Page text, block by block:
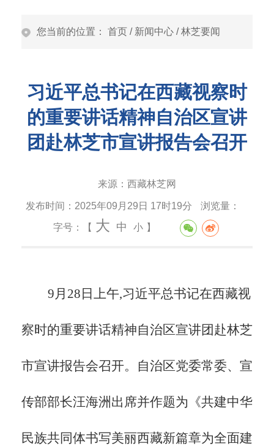
您当前的位置： 首页 / 新闻中心 /林芝要闻
习近平总书记在西藏视察时
的重要讲话精神自治区宣讲
团赴林芝市宣讲报告会召开
来源： 西藏林芝网
发布时间： 2025年09月29日 17时19分 浏览量：
字号：【 大 中 小 】
9月28日上午,习近平总书记在西藏视
察时的重要讲话精神自治区宣讲团赴林芝
市宣讲报告会召开。自治区党委常委、宣
传部部长汪海洲出席并作题为《共建中华
民族共同体书写美丽西藏新篇章为全面建